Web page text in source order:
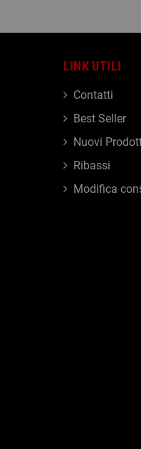
LINK UTILI
Contatti
Best Seller
Nuovi
Ribassi
Modifica